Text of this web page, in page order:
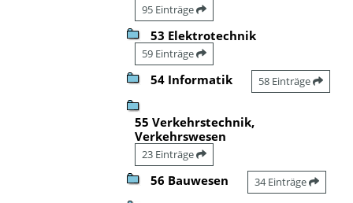
95 Einträge
53 Elektrotechnik
59 Einträge
54 Informatik 58 Einträge
55 Verkehrstechnik,
Verkehrswesen
23 Einträge
56 Bauwesen 34 Einträge